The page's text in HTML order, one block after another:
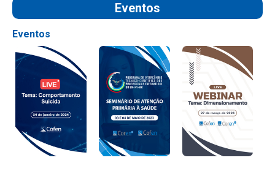
Eventos
Eventos